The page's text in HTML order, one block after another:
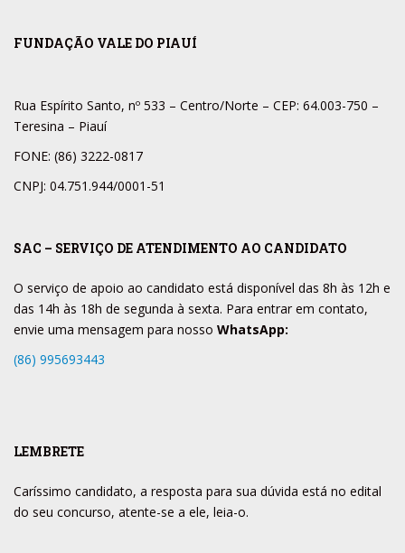
FUNDAÇÃO VALE DO PIAUÍ
Rua Espírito Santo, nº 533 – Centro/Norte – CEP: 64.003-750 –
Teresina – Piauí
FONE: (86) 3222-0817
CNPJ: 04.751.944/0001-51
SAC – SERVIÇO DE ATENDIMENTO AO CANDIDATO
O serviço de apoio ao candidato está disponível das 8h às 12h e
das 14h às 18h de segunda à sexta. Para entrar em contato,
envie uma mensagem para nosso WhatsApp:
(86) 995693443
LEMBRETE
Caríssimo candidato, a resposta para sua dúvida está no edital
do seu concurso, atente-se a ele, leia-o.